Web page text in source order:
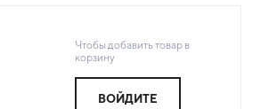
Чтобы добавить товар в
корзину
ВОЙДИТЕ